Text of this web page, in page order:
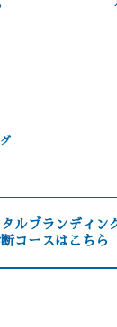
タルブランディン
コースはこちら